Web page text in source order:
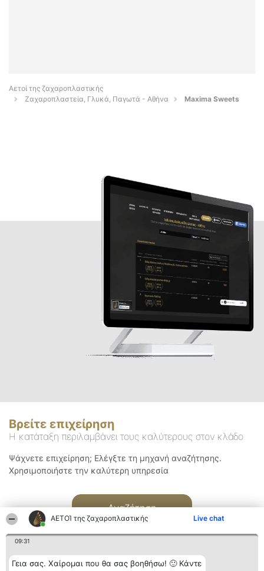
ΑΕΤΟΊ της ζαχαροπλαστικής Live chat
09:31
Γεια σας. Χαίρομαι που θα σας βοηθήσω! 🙂 Κάντε
Αετοί της ζαχαροπλαστικής
Ζαχαροπλαστεία, Γλυκά, Παγωτά - Αθήνα
Maxima Sweets
Βρείτε επιχείρηση
Η κατάταξη περιλαμβάνει τους καλύτερους στον κλάδο
Ψάχνετε επιχείρηση; Ελέγξτε τη μηχανή αναζήτησης.
Χρησιμοποιήστε την καλύτερη υπηρεσία
Αναζήτηση